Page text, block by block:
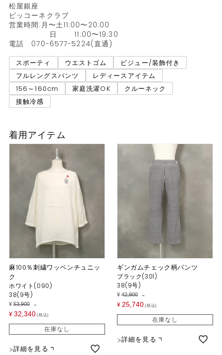
松屋銀座
ピッコーネクラブ
営業時間:月〜土11:00〜20:00
電話　070-6577-5224(直通)
スポーティ ウエストゴム
ビジュー/装飾付き
フルレングスパンツ
レディースアイテム
156～160cm
家庭洗濯OK
クルーネック
接触冷感
着用アイテム
麻100％刺繍ワッペンチュニッ
ク
38(9号)
ホワイト(090)
¥ 53,900 →
¥ 32,340 税込
在庫なし
詳細を見る
ギンガムチェック柄パンツ
38(9号)
ブラック(301)
¥ 42,900 →
¥ 25,740 税込
在庫なし
詳細を見る